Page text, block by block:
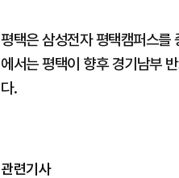
평택은 삼성전자 평택캠퍼스를
에서는 평택이 향후 경기남부
다.
관련기사